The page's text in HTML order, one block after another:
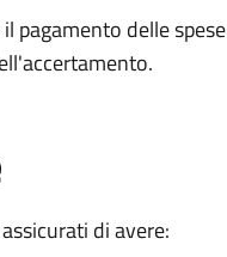
pagamento delle
di avere: